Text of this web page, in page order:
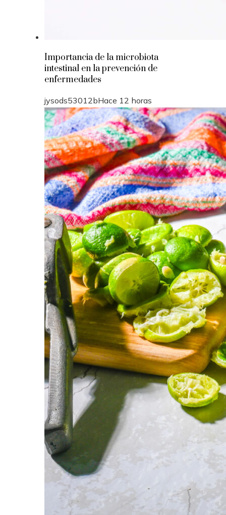
Importancia de la microbiota
intestinal en la prevención de
enfermedades
jysods53012bHace 12 horas